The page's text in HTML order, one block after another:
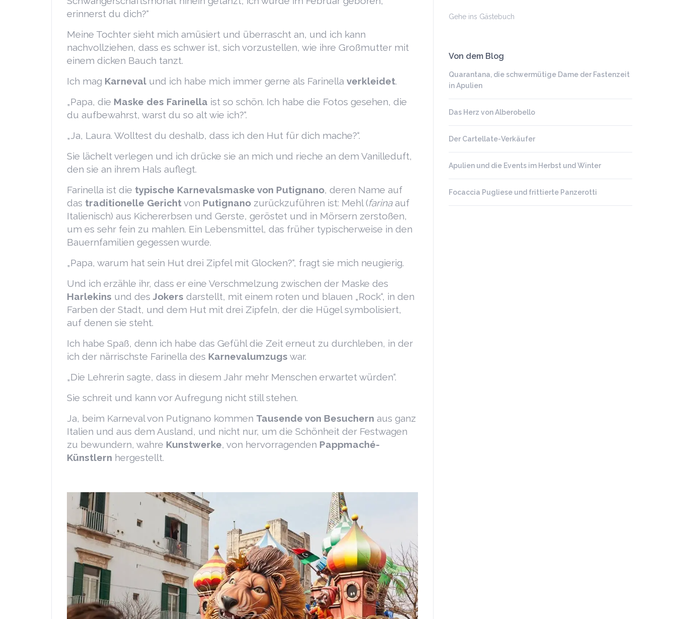
erinnerst du dich?“
Meine Tochter sieht mich amüsiert und überrascht an, und ich kann
nachvollziehen, dass es schwer ist, sich vorzustellen, wie ihre Großmutter mit
einem dicken Bauch tanzt.
Ich mag Karneval und ich habe mich immer gerne als Farinella verkleidet.
„Papa, die Maske des Farinella ist so schön. Ich habe die Fotos gesehen, die
du aufbewahrst, warst du so alt wie ich?“.
„Ja, Laura. Wolltest du deshalb, dass ich den Hut für dich mache?“.
Sie lächelt verlegen und ich drücke sie an mich und rieche an dem Vanilleduft,
den sie an ihrem Hals auflegt.
Farinella ist die typische Karnevalsmaske von Putignano, deren Name auf
das traditionelle Gerichtvon Putignano zurückzuführen ist: Mehl (farinaauf
Italienisch) aus Kichererbsen und Gerste, geröstet und in Mörsern zerstoßen,
um es sehr fein zu mahlen. Ein Lebensmittel, das früher typischerweise in den
Bauernfamilien gegessen wurde.
„Papa, warum hat sein Hut drei Zipfel mit Glocken?“, fragt sie mich neugierig.
Und ich erzähle ihr, dass er eine Verschmelzung zwischen der Maske des
Harlekins und des Jokers darstellt, mit einem roten und blauen „Rock“, in den
Farben der Stadt, und dem Hut mit drei Zipfeln, der die Hügel symbolisiert,
auf denen sie steht.
Ich habe Spaß, denn ich habe das Gefühl die Zeit erneut zu durchleben, in der
ich der närrischste Farinella des Karnevalumzugs war.
„Die Lehrerin sagte, dass in diesem Jahr mehr Menschen erwartet würden“.
Sie schreit und kann vor Aufregung nicht still stehen.
Ja, beim Karneval von Putignano kommen Tausende von Besuchern aus ganz
Italien und aus dem Ausland, und nicht nur, um die Schönheit der Festwagen
zu bewundern, wahre Kunstwerke, von hervorragenden Pappmaché-
Künstlern hergestellt.
Gehe ins Gästebuch
Von dem Blog
Quarantana, die schwermütige Dame der Fastenzeit
in Apulien
Das Herz von Alberobello
Der Cartellate-Verkäufer
Apulien und die Events im Herbst und Winter
Focaccia Pugliese und frittierte Panzerotti